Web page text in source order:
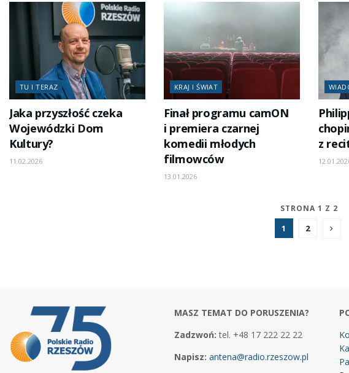
TU I TERAZ
Jaka przyszłość czeka
Wojewódzki Dom
Kultury?
11.02.2026
KRAJ I ŚWIAT
Finał programu camON
i premiera czarnej
komedii młodych
filmowców
13.01.2026
z
STRONA 1 Z 2
1 2
MASZ TEMAT DO PORUSZENIA?
Zadzwoń: tel. +48 17 222 22 22
Napisz: antena@radio.rzeszow.pl